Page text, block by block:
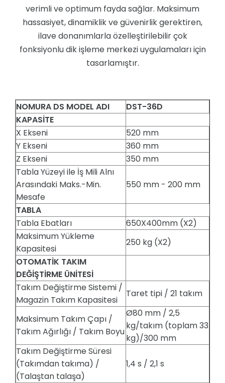
verimli ve optimum fayda sağlar. Maksimum
hassasiyet, dinamiklik ve güvenirlik gerektiren,
ilave donanımlarla özelleştirilebilir çok
fonksiyonlu dik işleme merkezi uygulamaları için
tasarlamıştır.
NOMURA DS MODEL ADI
DST-36D
KAPASİTE
X Ekseni
520 mm
Y Ekseni
360 mm
Z Ekseni
350 mm
Tabla Yüzeyi ile İş Mili Alnı
Arasındaki Maks.-Min.
Mesafe
550 mm - 200 mm
TABLA
Tabla Ebatları
650X400mm (X2)
Maksimum Yükleme
Kapasitesi
250 kg (X2)
OTOMATİK TAKIM
DEĞİŞTİRME ÜNİTESİ
Takım Değiştirme Sistemi /
Magazin Takım Kapasitesi
Taret tipi / 21 takım
Maksimum Takım Çapı /
Takım Ağırlığı / Takım Boyu
Ø80 mm / 2,5
kg/takım (toplam 33
kg)/300 mm
Takım Değiştirme Süresi
(Takımdan takıma) /
(Talaştan talaşa)
1,4 s / 2,1 s